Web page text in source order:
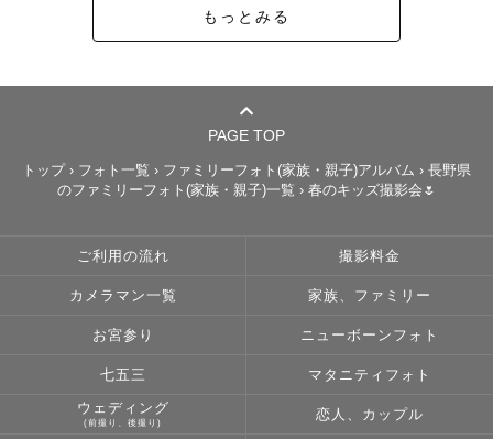
撮影中はたくさんお話ししながら、
岐阜・東京・神奈川・京都での暮らしの経験もあります🕊‪
撮影にあたって疑問や心配事があってもご安心ください。
事前に丁寧なヒアリングを行い、撮りたい雰囲気やご希望
当日はリラックスできる空気づくりを大切にしながら、自
もっとみる
PAGE TOP
トップ › フォト一覧 › ファミリーフォト(家族・親子)アルバム › 長野県
のファミリーフォト(家族・親子)一覧 › 春のキッズ撮影会🌷
ご利用の流れ 撮影料金
カメラマン一覧 家族、ファミリー
お宮参り ニューボーンフォト
七五三 マタニティフォト
ウェディング
(前撮り、後撮り)
恋人、カップル